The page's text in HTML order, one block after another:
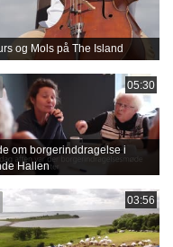
og Mols på The Island
05:30
om borgerinddragelse i
Hallen
03:56